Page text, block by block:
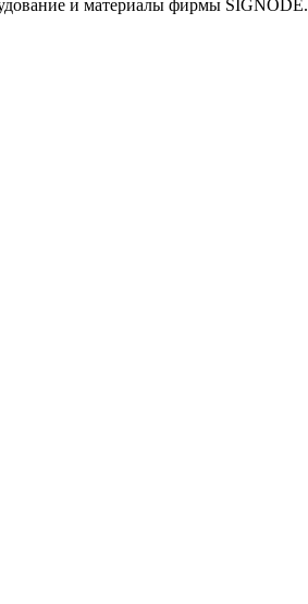
и материалы фирмы SIGNODE.